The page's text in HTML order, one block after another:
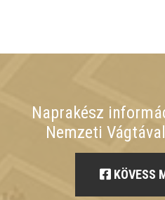
Naprakész
Nemzeti
KÖVESS